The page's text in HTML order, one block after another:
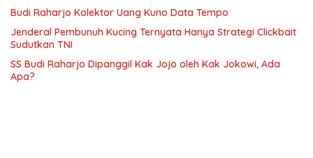
Budi Raharjo Kolektor Uang Kuno Data Tempo
Jenderal Pembunuh Kucing Ternyata Hanya Strategi Clickbait
Sudutkan TNI
SS Budi Raharjo Dipanggil Kak Jojo oleh Kak Jokowi, Ada
Apa?